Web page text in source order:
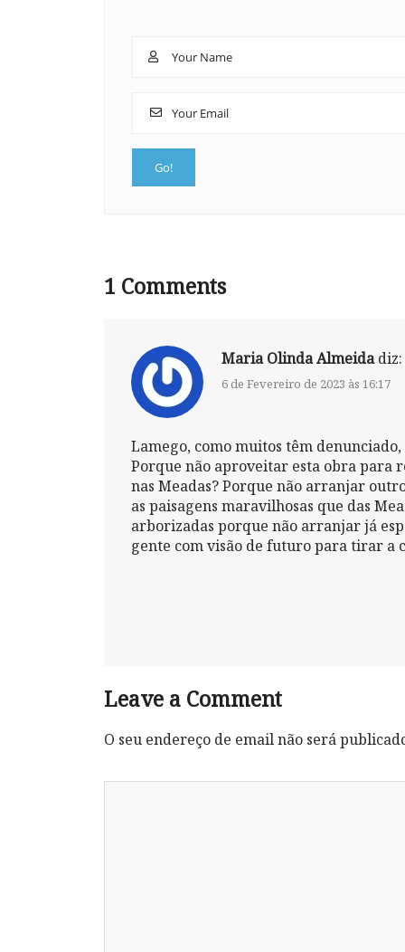
1 Comments
Maria Olinda Almeida diz:
6 de Fevereiro de 2023 às 16:17
Lamego, como muitos têm
Porque não aproveitar esta obra para
nas Meadas? Porque não arranjar
as paisagens maravilhosas que das
arborizadas porque não arranjar já
gente com visão de futuro para tirar a
Leave a Comment
O seu endereço de email não será